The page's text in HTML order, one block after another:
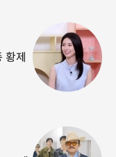
황제